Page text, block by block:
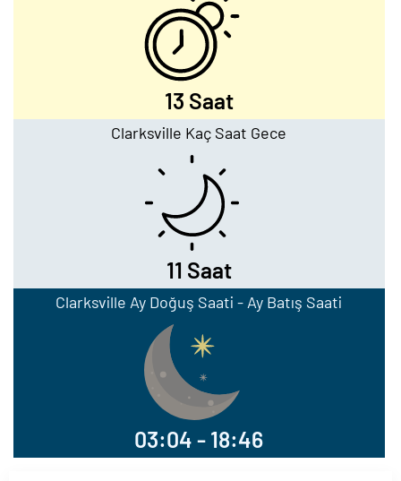
13 Saat
Clarksville Kaç Saat Gece
11 Saat
Clarksville Ay Doğuş Saati - Ay Batış Saati
03:04 - 18:46